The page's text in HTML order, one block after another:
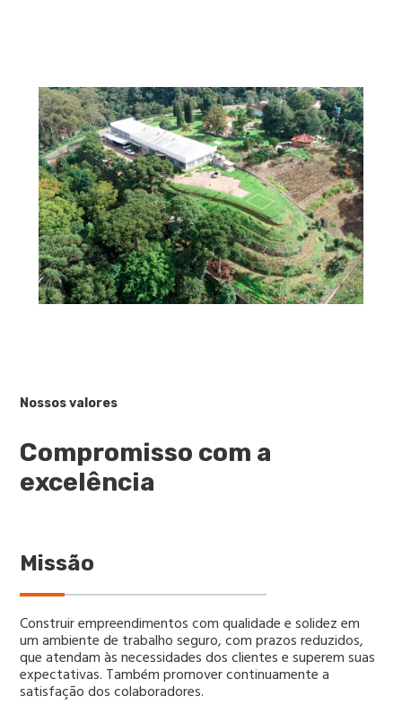
Nossos valores
Compromisso com a
excelência
Missão
Construir empreendimentos com qualidade e solidez em
um ambiente de trabalho seguro, com prazos reduzidos,
que atendam às necessidades dos clientes e superem suas
expectativas. Também promover continuamente a
satisfação dos colaboradores.